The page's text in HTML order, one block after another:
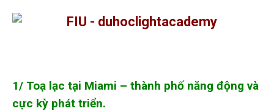
1/ Toạ lạc tại Miami – thành phố năng động và
cực kỳ phát triển.